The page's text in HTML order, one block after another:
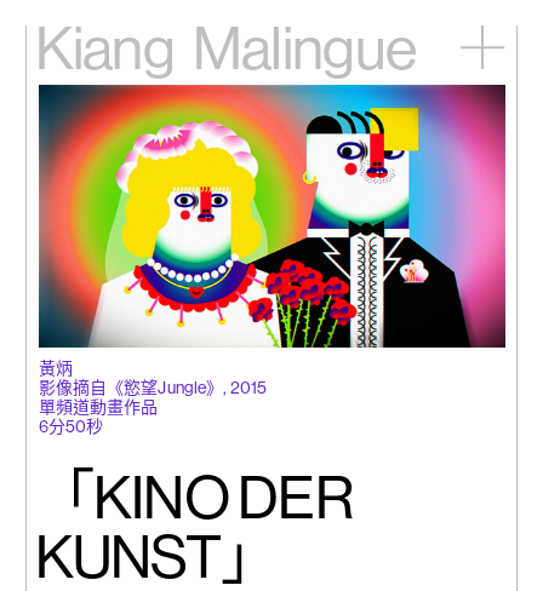
Kiang Malingue
主頁
展覽
藝術家
視頻
新訊
關於我們
English
「KINO DER
KUNST」
黃炳
影像摘自《慾望Jungle》, 2015
單頻道動畫作品
6分50秒